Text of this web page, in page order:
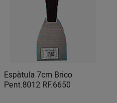
Espàtula 7cm Brico
Pent.8012 RF.6650